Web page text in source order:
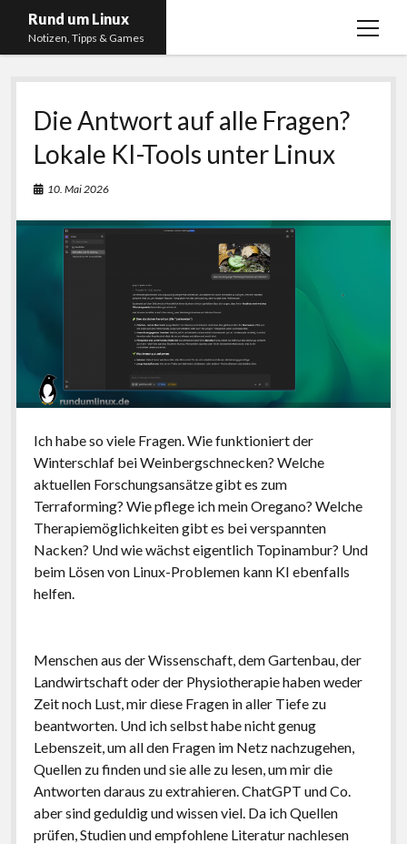
Rund um Linux
Notizen, Tipps & Games
Menü
Startseite
Linux
Gaming
RSS, Social Media, YouTube & Twitch
About
Impressum
Datenschutzerklärung
instagramyoutubetwitch
Die Antwort auf alle Fragen?
Lokale KI-Tools unter Linux
10. Mai 2026
Ich habe so viele Fragen. Wie funktioniert der
Winterschlaf bei Weinbergschnecken? Welche
aktuellen Forschungsansätze gibt es zum
Terraforming? Wie pflege ich mein Oregano? Welche
Therapiemöglichkeiten gibt es bei verspannten
Nacken? Und wie wächst eigentlich Topinambur? Und
beim Lösen von Linux-Problemen kann KI ebenfalls
helfen.
Menschen aus der Wissenschaft, dem Gartenbau, der
Landwirtschaft oder der Physiotherapie haben weder
Zeit noch Lust, mir diese Fragen in aller Tiefe zu
beantworten. Und ich selbst habe nicht genug
Lebenszeit, um all den Fragen im Netz nachzugehen,
Quellen zu finden und sie alle zu lesen, um mir die
Antworten daraus zu extrahieren. ChatGPT und Co.
aber sind geduldig und wissen viel. Da ich Quellen
prüfen, Studien und empfohlene Literatur nachlesen